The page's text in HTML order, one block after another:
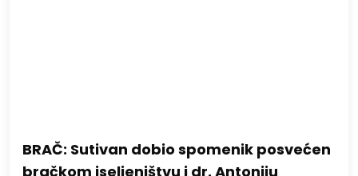
BRAČ: Sutivan dobio spomenik posvećen
bračkom iseljeništvu i dr. Antoniju